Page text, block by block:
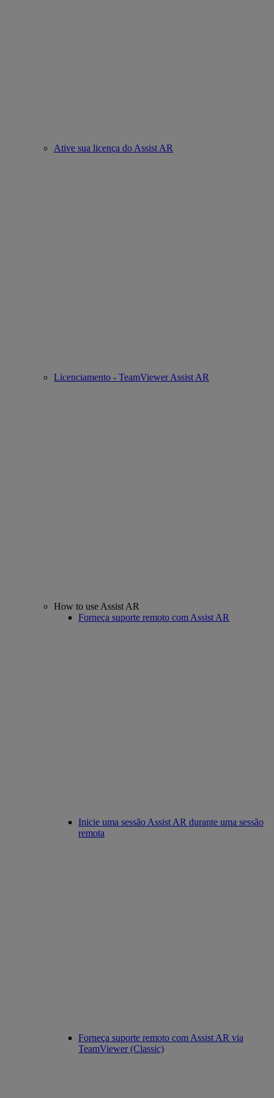
Ative sua licença do Assist AR
Licenciamento - TeamViewer Assist AR
How to use Assist AR
Forneça suporte remoto com Assist AR
Inicie uma sessão Assist AR durante uma sessão
remota
Forneça suporte remoto com Assist AR via
TeamViewer (Classic)